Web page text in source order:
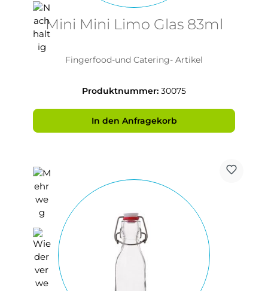
Mini Mini Limo Glas 83ml
Fingerfood-und Catering- Artikel
Produktnummer: 30075
In den Anfragekorb